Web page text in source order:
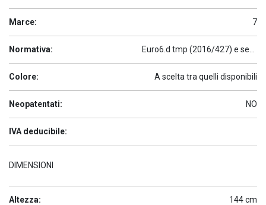
Marce: 7
Normativa:
Colore: A scelta tra quelli disponibili
Neopatentati: NO
IVA deducibile:
DIMENSIONI
Altezza: 144 cm